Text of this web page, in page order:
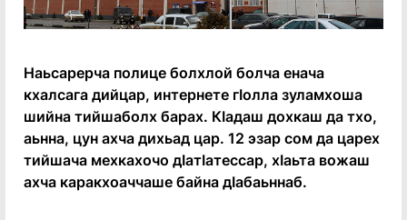
Наьсарерча полице болхлой болча енача
кхалсага дийцар, интернете гӏолла зуламхоша
шийна тийшаболх барах. Кӏадаш дохкаш да тхо,
аьнна, цун ахча дихьад цар. 12 эзар сом да царех
тийшача мехкахочо дӏатӏатессар, хӏаьта вожаш
ахча каракхоаччаше байна дӏабаьннаб.